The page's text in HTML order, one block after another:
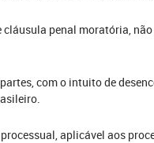
penal moratória,
com o intuito de
aplicável aos